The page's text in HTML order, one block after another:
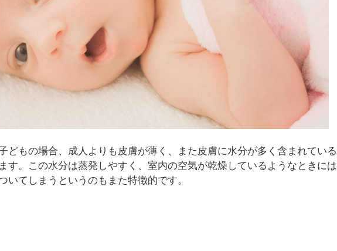
どもの場合、成人よりも皮膚が薄く、また皮膚に水分が多く含まれている
す。この水分は蒸発しやすく、室内の空気が乾燥しているようなときには
いてしまうというのもまた特徴的です。